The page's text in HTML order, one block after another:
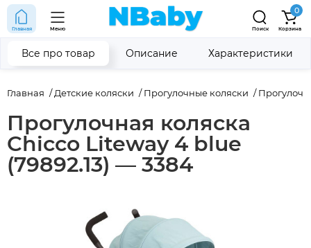
Главная Меню Поиск
0
Корзина
Главная Детские коляски Прогулочные коляски
Прогулочная коляска
Chicco Liteway 4 blue
(79892.13) — 3384
Все про товар Описание Характеристики